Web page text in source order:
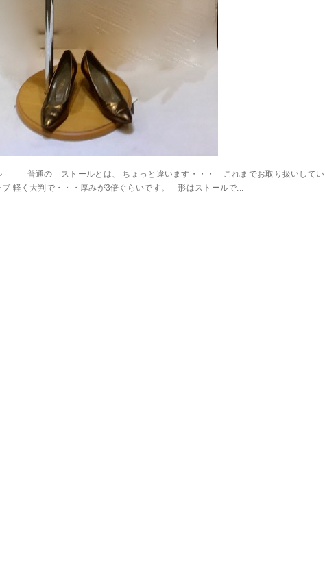
普通の ストールとは、 ちょっと違います・・・ これまでお取り扱いしてい
軽く大判で・・・厚みが3倍ぐらいです。 形はストールで...